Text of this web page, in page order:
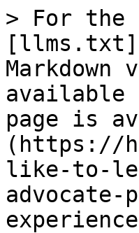
> For the
available
page is
(https://
like-to-